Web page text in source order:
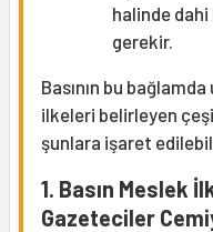
halinde dahi
gerekir.
Basının bu
ilkeleri belirleyen
şunlara işaret
1. Basın Meslek
Gazeteciler